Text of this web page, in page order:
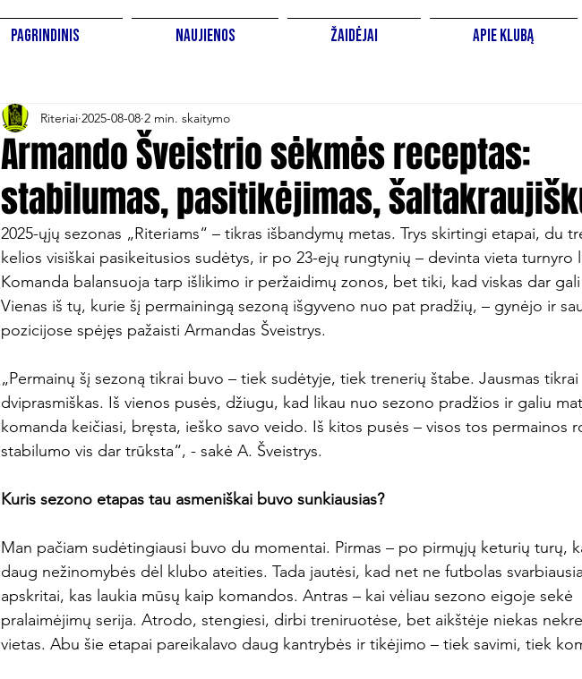
Pagrindinis Naujienos Žaidėjai Apie Klubą
Armando Šveistrio sėkmės receptas:
stabilumas, pasitikėjimas,
Riteriai 2025-08-08 2 min. skaitymo
2025-ųjų sezonas „Riteriams“ – tikras išbandymų metas. Trys skirtingi etapai, du
kelios visiškai pasikeitusios sudėtys, ir po 23-ejų rungtynių – devinta vieta turnyro
Komanda balansuoja tarp išlikimo ir peržaidimų zonos, bet tiki, kad viskas dar
Vienas iš tų, kurie šį permainingą sezoną išgyveno nuo pat pradžių, – gynėjo ir
pozicijose spėjęs pažaisti Armandas Šveistrys.
„Permainų šį sezoną tikrai buvo – tiek sudėtyje, tiek trenerių štabe. Jausmas tikrai
dviprasmiškas. Iš vienos pusės, džiugu, kad likau nuo sezono pradžios ir galiu
komanda keičiasi, bręsta, ieško savo veido. Iš kitos pusės – visos tos permainos
stabilumo vis dar trūksta“, - sakė A. Šveistrys.
Kuris sezono etapas tau asmeniškai buvo sunkiausias?
Man pačiam sudėtingiausi buvo du momentai. Pirmas – po pirmųjų keturių turų,
daug nežinomybės dėl klubo ateities. Tada jautėsi, kad net ne futbolas
apskritai, kas laukia mūsų kaip komandos. Antras – kai vėliau sezono eigoje sekė
pralaimėjimų serija. Atrodo, stengiesi, dirbi treniruotėse, bet aikštėje niekas
vietas. Abu šie etapai pareikalavo daug kantrybės ir tikėjimo – tiek savimi, tiek